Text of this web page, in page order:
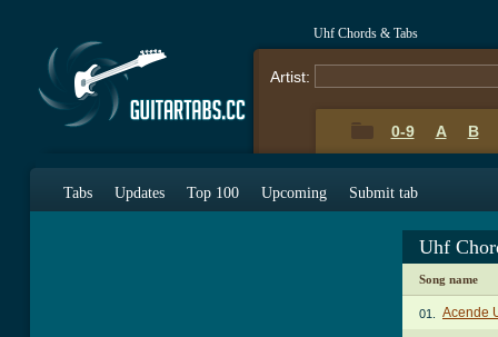
Uhf Chords & Tabs
Artist:
0-9 A B
Tabs Updates Top 100 Upcoming Submit tab
Uhf
Song name
01. Acende